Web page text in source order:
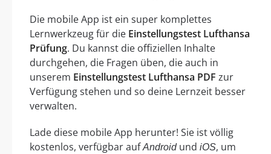
Die mobile App ist ein super komplettes
Lernwerkzeug für die Einstellungstest Lufthansa
Prüfung. Du kannst die offiziellen Inhalte
durchgehen, die Fragen üben, die auch in
unserem Einstellungstest Lufthansa PDF zur
Verfügung stehen und so deine Lernzeit besser
verwalten.
Lade diese mobile App herunter! Sie ist völlig
kostenlos, verfügbar aufAndroidund iOS, um